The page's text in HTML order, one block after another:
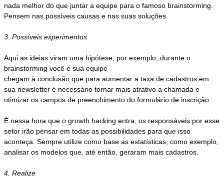
nada melhor do que juntar a equipe para o famoso brainstorming.
Pensem nas possíveis causas e nas suas soluções.
3. Possíveis experimentos
Aqui as ideias viram uma hipótese, por exemplo, durante o
brainstorming você e sua equipe
chegam à conclusão que para aumentar a taxa de cadastros em
sua newsletter é necessário tornar mais atrativo a chamada e
otimizar os campos de preenchimento do formulário de inscrição.
É nessa hora que o growth hacking entra, os responsáveis por esse
setor irão pensar em todas as possibilidades para que isso
aconteça. Sempre utilize como base as estatísticas, como exemplo,
analisar os modelos que, até então, geraram mais cadastros.
4. Realize